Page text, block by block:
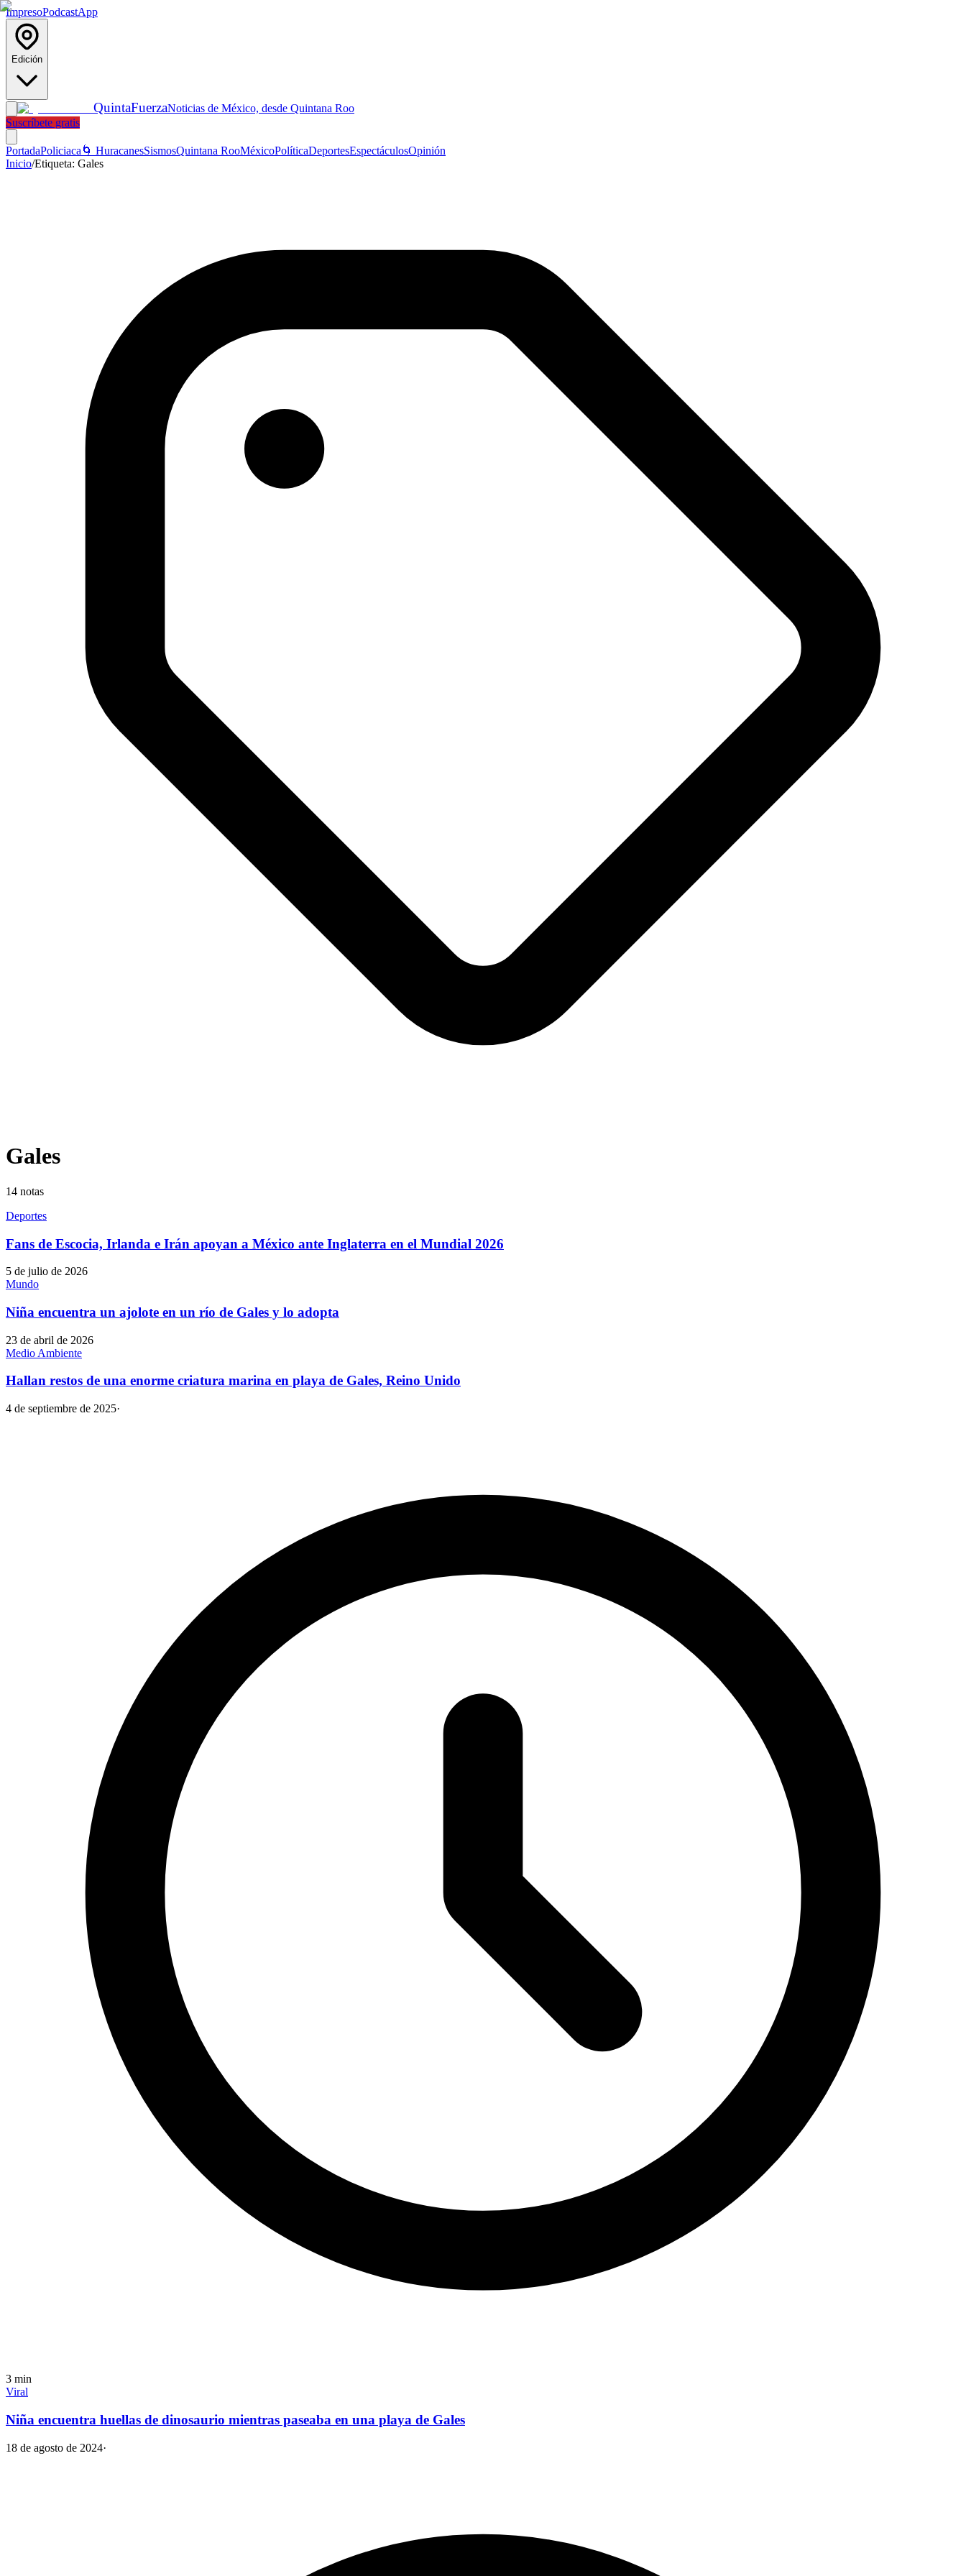
ImpresoPodcastApp
Edición
QuintaFuerzaNoticias de México, desde Quintana Roo
Suscríbete gratis
PortadaPoliciaca 🌀 HuracanesSismosQuintana RooMéxicoPolíticaDeportesEspectáculosOpinión
Inicio/Etiqueta: Gales
Gales
14 notas
Deportes
Fans de Escocia, Irlanda e Irán apoyan a México ante Inglaterra en el Mundial 2026
5 de julio de 2026
Mundo
Niña encuentra un ajolote en un río de Gales y lo adopta
23 de abril de 2026
Medio Ambiente
Hallan restos de una enorme criatura marina en playa de Gales, Reino Unido
4 de septiembre de 2025·
3 min
Viral
Niña encuentra huellas de dinosaurio mientras paseaba en una playa de Gales
18 de agosto de 2024·